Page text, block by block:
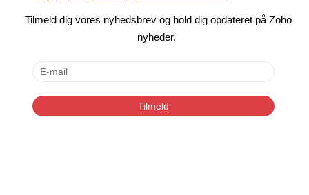
Tilmeld dig vores nyhedsbrev og hold dig opdateret på Zoho
nyheder.